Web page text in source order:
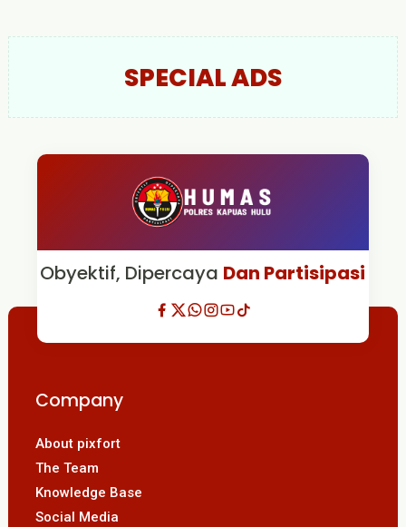
SPECIAL ADS
Obyektif, Dipercaya Dan Partisipasi
Company
About pixfort
The Team
Knowledge Base
Social Media